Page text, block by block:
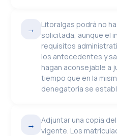
→
Litoralgas podrá no
solicitada, aunque el
requisitos
los antecedentes y
hagan aconsejable a
tiempo que en la
denegatoria se
→
Adjuntar una copia
vigente. Los